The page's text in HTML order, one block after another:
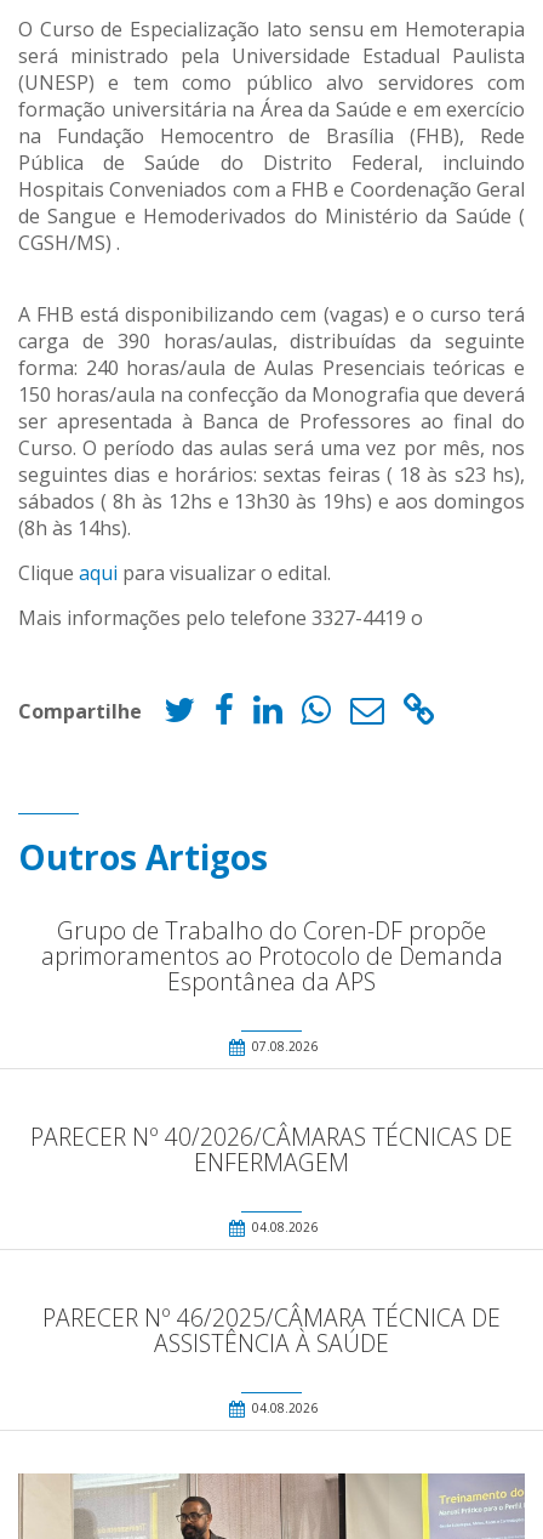
O Curso de Especialização lato sensu em Hemoterapia
será ministrado pela Universidade Estadual Paulista
(UNESP) e tem como público alvo servidores com
formação universitária na Área da Saúde e em exercício
na Fundação Hemocentro de Brasília (FHB), Rede
Pública de Saúde do Distrito Federal, incluindo
Hospitais Conveniados com a FHB e Coordenação Geral
de Sangue e Hemoderivados do Ministério da Saúde (
CGSH/MS) .
A FHB está disponibilizando cem (vagas) e o curso terá
carga de 390 horas/aulas, distribuídas da seguinte
forma: 240 horas/aula de Aulas Presenciais teóricas e
150 horas/aula na confecção da Monografia que deverá
ser apresentada à Banca de Professores ao final do
Curso. O período das aulas será uma vez por mês, nos
seguintes dias e horários: sextas feiras ( 18 às s23 hs),
sábados ( 8h às 12hs e 13h30 às 19hs) e aos domingos
(8h às 14hs).
Clique aqui para visualizar o edital.
Mais informações pelo telefone 3327-4419 o
Compartilhe
Outros Artigos
Grupo de Trabalho do Coren-DF propõe
aprimoramentos ao Protocolo de Demanda
Espontânea da APS
07.08.2026
PARECER Nº 40/2026/CÂMARAS TÉCNICAS DE
ENFERMAGEM
04.08.2026
PARECER Nº 46/2025/CÂMARA TÉCNICA DE
ASSISTÊNCIA À SAÚDE
04.08.2026